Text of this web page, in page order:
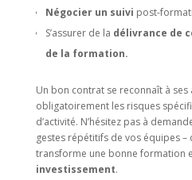
Négocier un suivi post-
S’assurer de la délivrance de
de la formation.
Un bon contrat se reconnaît à ses
obligatoirement les risques
d’activité. N’hésitez pas à
gestes répétitifs de vos équipes –
transforme une bonne formation
investissement.